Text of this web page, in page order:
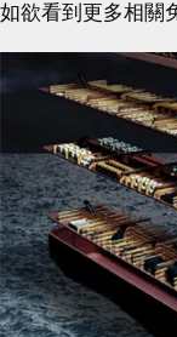
如欲看到更多相關